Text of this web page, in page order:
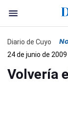
Diario de Cuyo
24 de junio de
Volvería